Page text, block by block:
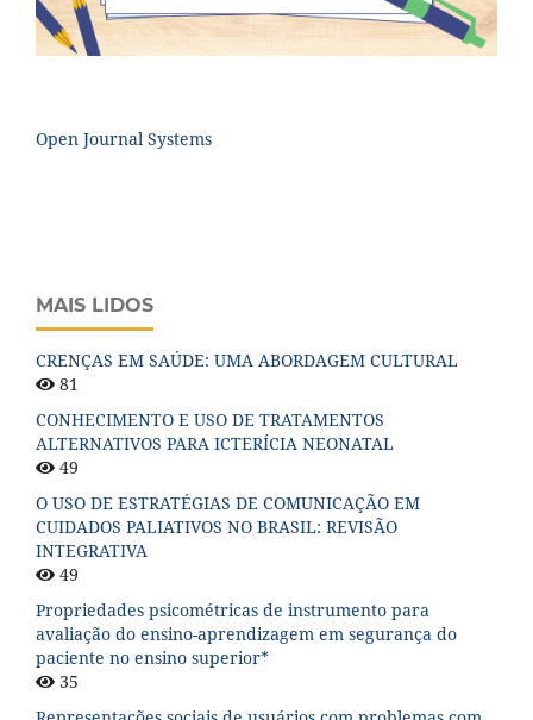
Open Journal Systems
MAIS LIDOS
CRENÇAS EM SAÚDE: UMA ABORDAGEM CULTURAL
81
CONHECIMENTO E USO DE TRATAMENTOS
ALTERNATIVOS PARA ICTERÍCIA NEONATAL
49
O USO DE ESTRATÉGIAS DE COMUNICAÇÃO EM
CUIDADOS PALIATIVOS NO BRASIL: REVISÃO
INTEGRATIVA
49
Propriedades psicométricas de instrumento para
avaliação do ensino-aprendizagem em segurança do
paciente no ensino superior*
35